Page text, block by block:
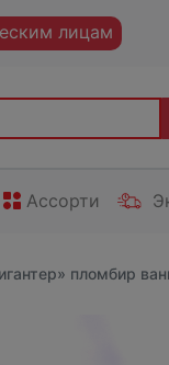
лицам
Ассорти
пломбир